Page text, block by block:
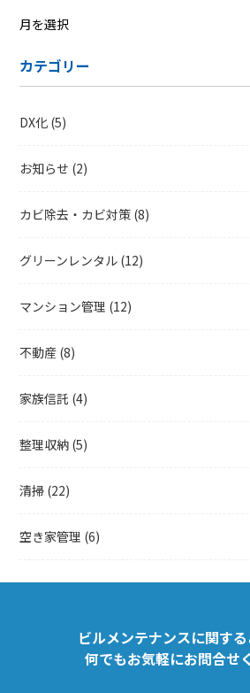
ア
カ
ブ
カテゴリー
DX化 (5)
お知らせ (2)
カビ除去・カビ対策 (8)
グリーンレンタル (12)
マンション管理 (12)
不動産 (8)
家族信託 (4)
整理収納 (5)
清掃 (22)
空き家管理 (6)
ビルメンテナンスに関する
何でもお気軽にお問合せ